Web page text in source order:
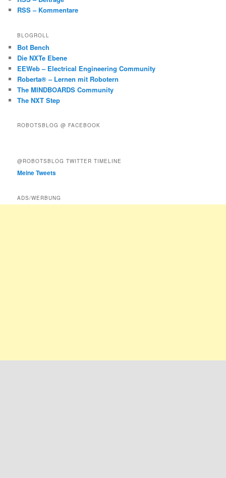
RSS – Kommentare
BLOGROLL
Bot Bench
Die NXTe Ebene
EEWeb – Electrical Engineering Community
Roberta® – Lernen mit Robotern
The MINDBOARDS Community
The NXT Step
ROBOTSBLOG @ FACEBOOK
@ROBOTSBLOG TWITTER TIMELINE
Meine Tweets
ADS/WERBUNG